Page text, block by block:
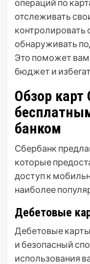
операций по
отслеживать
контролировать
обнаруживать
Это поможет
бюджет и
Обзор карт
банком
Сбербанк
которые
доступ к
наиболее
Дебетовые
Дебетовые
и безопасный
использования